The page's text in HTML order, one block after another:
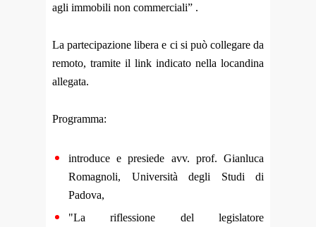
agli immobili non commerciali” .
La partecipazione libera e ci si può collegare da
remoto, tramite il link indicato nella locandina
allegata.
Programma:
introduce e presiede avv. prof. Gianluca
Romagnoli, Università degli Studi di
Padova,
"La riflessione del legislatore